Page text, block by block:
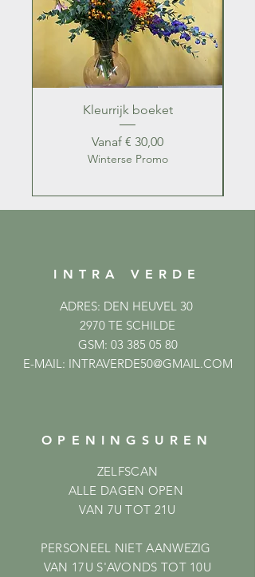
Kleurrijk boeket
Vanaf € 30,00
Verkoopprijs
Winterse Promo
INTRA VERDE
ADRES: DEN HEUVEL 30
2970 TE SCHILDE
GSM: 03 385 05 80
E-MAIL: INTRAVERDE50@GMAIL.COM
OPENINGSUREN
ZELFSCAN
ALLE DAGEN OPEN
VAN 7U TOT 21U
PERSONEEL NIET AANWEZIG
VAN 17U S'AVONDS TOT 10U